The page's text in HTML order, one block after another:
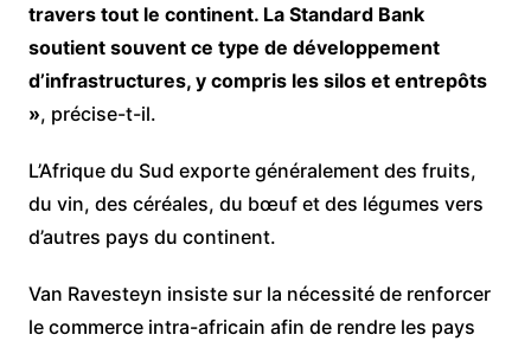
travers tout le continent. La Standard Bank
soutient souvent ce type de développement
d’infrastructures, y compris les silos et entrepôts
», précise-t-il.
L’Afrique du Sud exporte généralement des fruits,
du vin, des céréales, du bœuf et des légumes vers
d’autres pays du continent.
Van Ravesteyn insiste sur la nécessité de renforcer
le commerce intra-africain afin de rendre les pays